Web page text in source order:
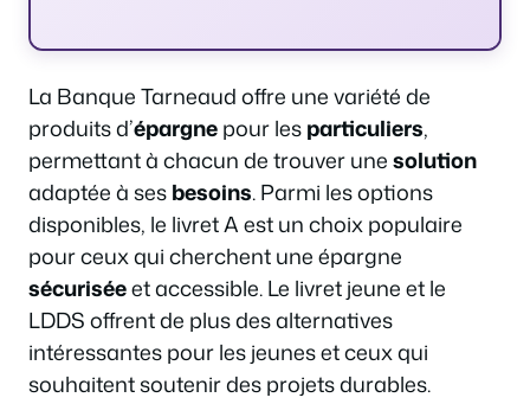
La Banque Tarneaud offre une variété de
produits d’épargnepour lesparticuliers,
permettant à chacun de trouver unesolution
adaptée à sesbesoins. Parmi les options
disponibles, le livret A est un choix populaire
pour ceux qui cherchent une épargne
sécuriséeet accessible. Le livret jeune et le
LDDS offrent de plus des alternatives
intéressantes pour les jeunes et ceux qui
souhaitent soutenir des projets durables.